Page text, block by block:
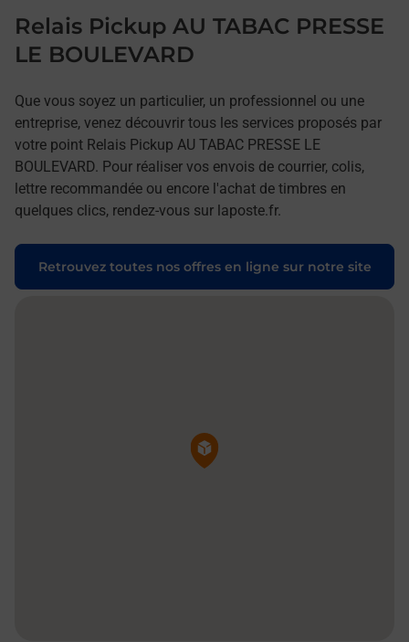
Relais Pickup AU TABAC PRESSE
LE BOULEVARD
Que vous soyez un particulier, un professionnel ou une
entreprise, venez découvrir tous les services proposés par
votre point Relais Pickup AU TABAC PRESSE LE
BOULEVARD. Pour réaliser vos envois de courrier, colis,
lettre recommandée ou encore l'achat de timbres en
quelques clics, rendez-vous sur laposte.fr.
Retrouvez toutes nos offres en ligne sur notre site
Pin de la carte